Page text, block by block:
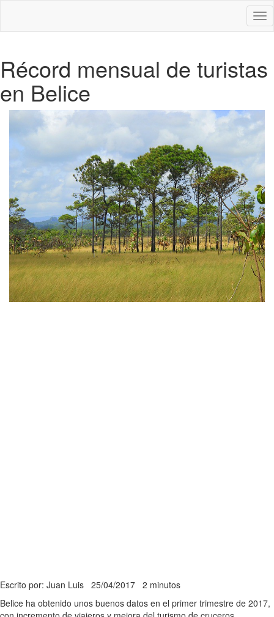
Récord mensual de turistas
en Belice
Escrito por: Juan Luis 25/04/2017 2 minutos
Belice ha obtenido unos buenos datos en el primer trimestre de 2017,